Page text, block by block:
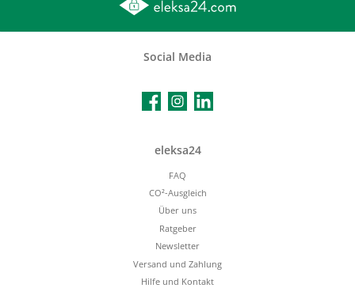
Social Media
FacebookInstagramLinkedIn
eleksa24
FAQ
CO²-Ausgleich
Über uns
Ratgeber
Newsletter
Versand und Zahlung
Hilfe und Kontakt